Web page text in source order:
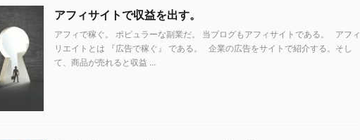
アフィサイトで収益を出す。
アフィで稼ぐ。 ポピュラーな副業だ。 当ブログもアフィサイトである。 アフィ
リエイトとは 『広告で稼ぐ』 である。 企業の広告をサイトで紹介する。そし
て、商品が売れると収益 ...